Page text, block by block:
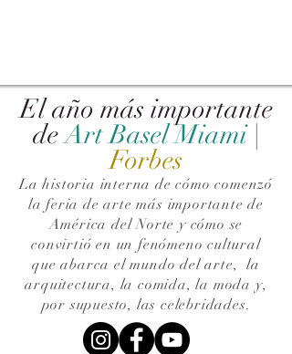
El año más importante
de Art Basel Miami |
Forbes
La historia interna de cómo comenzó
la feria de arte más importante de
América del Norte y cómo se
convirtió en un fenómeno cultural
que abarca el mundo del arte,la
arquitectura, la comida, la moda y,
por supuesto, las celebridades.